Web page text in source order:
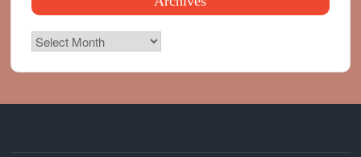
Archives